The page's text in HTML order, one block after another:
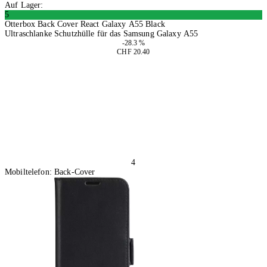
Auf Lager:
5
Otterbox Back Cover React Galaxy A55 Black
Ultraschlanke Schutzhülle für das Samsung Galaxy A55
-28.3 %
CHF 20.40
4
Mobiltelefon: Back-Cover